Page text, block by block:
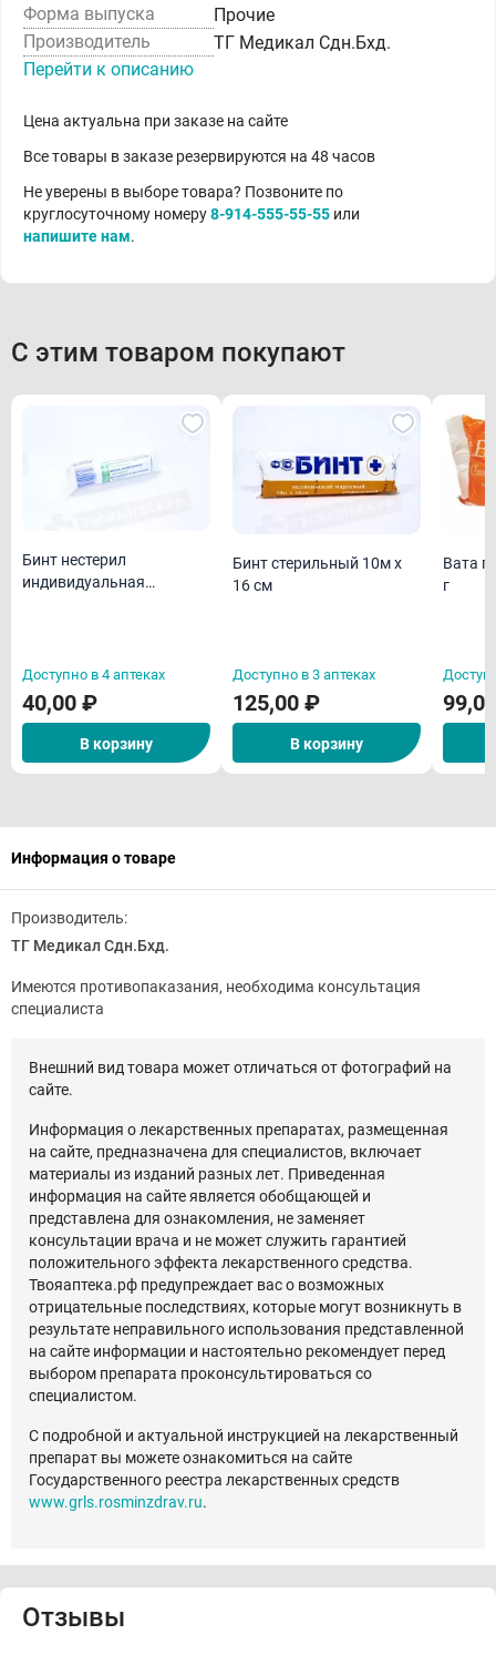
Форма выпуска
Прочие
Производитель
ТГ Медикал Сдн.Бхд.
Перейти к описанию
Цена актуальна при заказе на сайте
Все товары в заказе резервируются на 48 часов
Не уверены в выборе товара? Позвоните по
круглосуточному номеру8-914-555-55-55 или
напишите нам.
С этим товаром покупают
Бинт нестерил
индивидуальная
Доступно в 4 аптеках
40,00 ₽
В корзину
Бинт стерильный 10м х
16 см
Доступно в 3 аптеках
125,00 ₽
В корзину
Вата
г
Информация о товаре
Производитель:
ТГ Медикал Сдн.Бхд.
Имеются противопаказания, необходима консультация
специалиста
Внешний вид товара может отличаться от фотографий на
сайте.
Информация о лекарственных препаратах, размещенная
на сайте, предназначена для специалистов, включает
материалы из изданий разных лет. Приведенная
информация на сайте является обобщающей и
представлена для ознакомления, не заменяет
консультации врача и не может служить гарантией
положительного эффекта лекарственного средства.
Твояаптека.рф предупреждает вас о возможных
отрицательные последствиях, которые могут возникнуть в
результате неправильного использования представленной
на сайте информации и настоятельно рекомендует перед
выбором препарата проконсультироваться со
специалистом.
С подробной и актуальной инструкцией на лекарственный
препарат вы можете ознакомиться на сайте
Государственного реестра лекарственных средств
www.grls.rosminzdrav.ru.
Отзывы